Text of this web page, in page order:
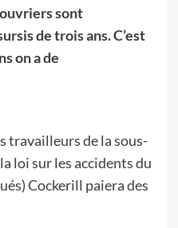
sont
de trois ans. C’est
on a de
travailleurs de la sous-
loi sur les accidents du
Cockerill paiera des